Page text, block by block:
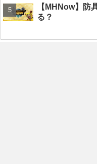
【MHNow】防
る？